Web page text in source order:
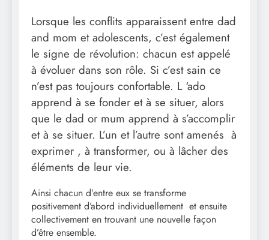
Lorsque les conflits apparaissent entre dad
and mom et adolescents, c’est également
le signe de révolution: chacun est appelé
à évoluer dans son rôle. Si c’est sain ce
n’est pas toujours confortable. L ‘ado
apprend à se fonder et à se situer, alors
que le dad or mum apprend à s’accomplir
et à se situer. L’un et l’autre sont amenés à
exprimer , à transformer, ou à lâcher des
éléments de leur vie.
Ainsi chacun d’entre eux se transforme
positivement d’abord individuellement et ensuite
collectivement en trouvant une nouvelle façon
d’être ensemble.